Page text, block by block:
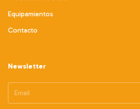
Equipamientos
Contacto
Newsletter